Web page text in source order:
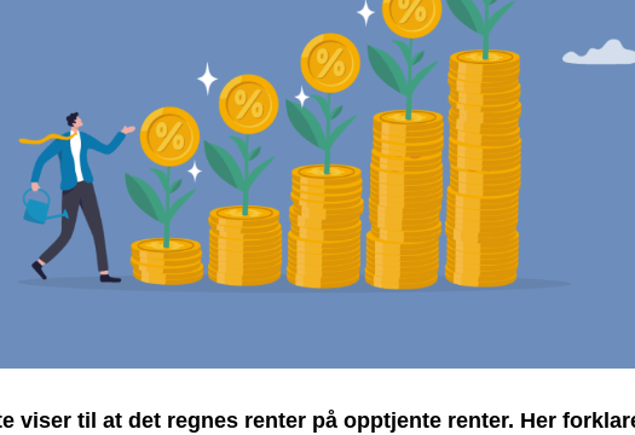
viser til at det regnes renter på opptjente renter. Her